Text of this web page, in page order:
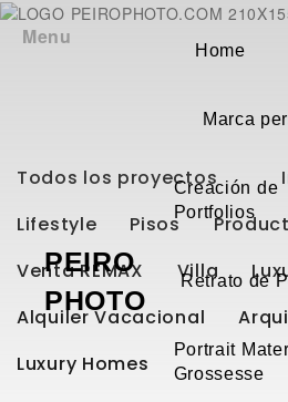
PEIRO
PHOTO
Menu
Home
Marca
Creación de
Portfolios
Retrato de
Portrait
Grossesse
Todos los proyectos
Lifestyle
Pisos
Venta REMAX
Villa
Alquiler Vacacional
Luxury Homes